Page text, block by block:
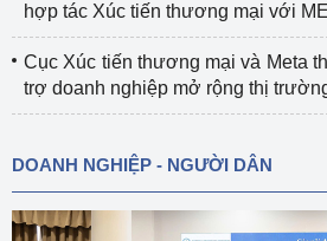
hợp tác Xúc tiến thương mại với
Cục Xúc tiến thương mại và Meta
trợ doanh nghiệp mở rộng thị
DOANH NGHIỆP - NGƯỜI DÂN